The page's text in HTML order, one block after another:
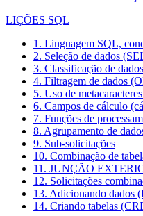
LIÇÕES SQL
1. Linguagem SQL,
2. Seleção de dados
3. Classificação de
4. Filtragem de dados
5. Uso de
6. Campos de cálculo
7. Funções de
8. Agrupamento de
9. Sub-solicitações
10. Combinação de
11. JUNÇÃO
12. Solicitações
13. Adicionando dados
14. Criando tabelas